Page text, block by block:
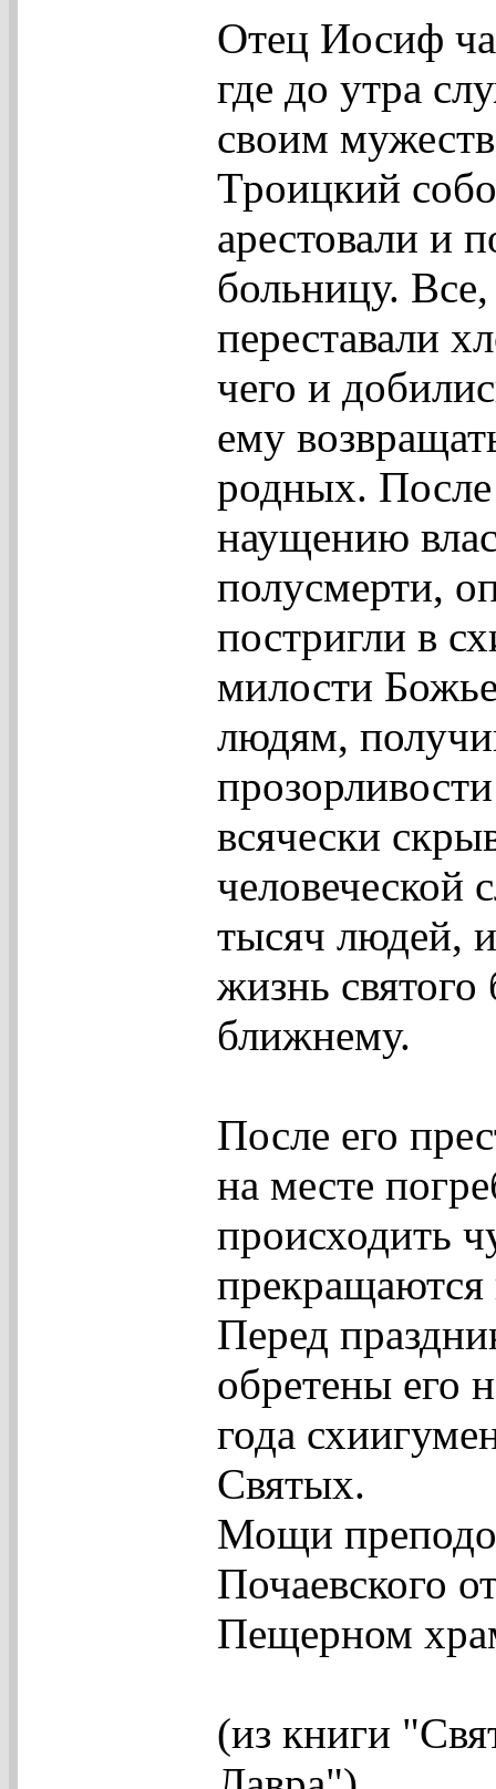
Отец Иосиф
где до утра
своим
Троицкий
арестовали и
больницу. Все,
переставали
чего и
ему
родных.
наущению
полусмерти,
постригли в
милости
людям,
всячески
человеческой
тысяч людей,
жизнь
ближнему.
После его
на месте
происходить
прекращаются
Перед
обретены его
года
Святых.
Мощи
Почаевского
Пещерном
(из книги